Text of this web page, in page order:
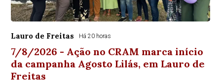
Lauro de Freitas Há 20 horas
7/8/2026 - Ação no CRAM marca início
da campanha Agosto Lilás, em Lauro de
Freitas